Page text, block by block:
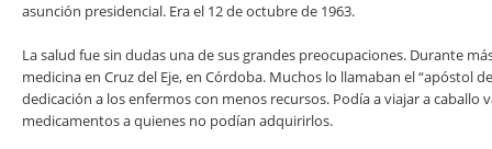
asunción presidencial. Era el 12 de octubre de 1963.
La salud fue sin dudas una de sus grandes preocupaciones. Durante
medicina en Cruz del Eje, en Córdoba. Muchos lo llamaban el“apóstol
dedicación a los enfermos con menos recursos. Podía a viajar a caballo
medicamentos a quienes no podían adquirirlos.